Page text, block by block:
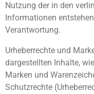
Nutzung der in den
Informationen
Verantwortung.
Urheberrechte und
dargestellten Inhalte,
Marken und
Schutzrechte